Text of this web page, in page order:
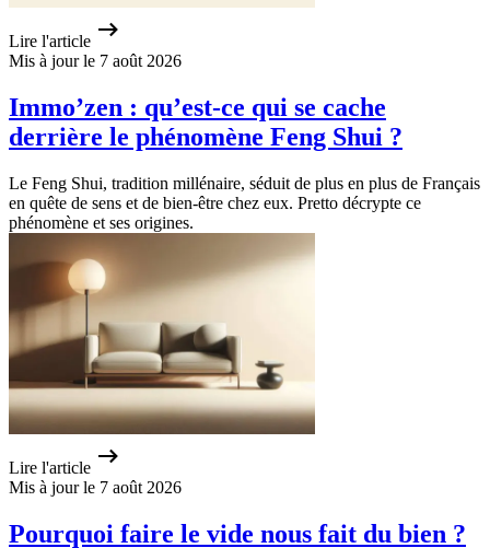
Lire l'article
Mis à jour le 7 août 2026
Immo’zen : qu’est-ce qui se cache
derrière le phénomène Feng Shui ?
Le Feng Shui, tradition millénaire, séduit de plus en plus de Français
en quête de sens et de bien-être chez eux. Pretto décrypte ce
phénomène et ses origines.
Lire l'article
Mis à jour le 7 août 2026
Pourquoi faire le vide nous fait du bien ?